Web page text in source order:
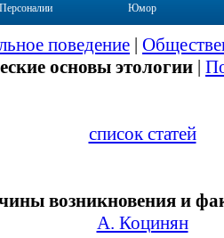
Персоналии Юмор
поведение |
основы этологии |
список статей
возникновения и
А. Коцинян